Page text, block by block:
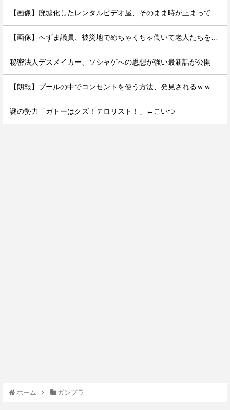
秘密法人デスメイカー、ソシャゲへの思想が強い最新話が公開
謎の勢力「ガトーはクズ！テロリスト！」←こいつ
ホーム ガンプラ